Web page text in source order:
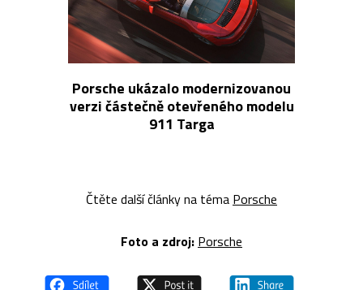
Porsche ukázalo modernizovanou
verzi částečně otevřeného modelu
911 Targa
Čtěte další články na téma Porsche
Foto a zdroj: Porsche